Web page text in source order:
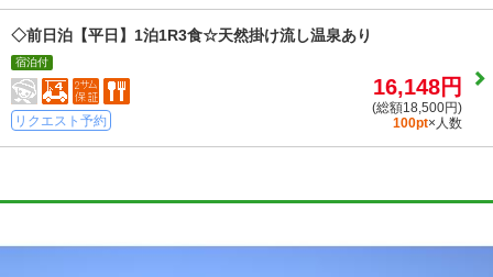
◇前日泊【平日】1泊1R3食☆天然掛け流し温泉あり
宿泊付
リクエスト予約
16,148円
(総額18,500円)
100pt×人数